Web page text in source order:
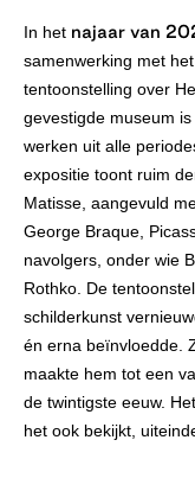
In het najaar van
samenwerking met
tentoonstelling over
gevestigde museum
werken uit alle
expositie toont ruim
Matisse, aangevuld
George Braque,
navolgers, onder wie
Rothko. De
schilderkunst
én erna beïnvloedde.
maakte hem tot een
de twintigste eeuw.
het ook bekijkt,